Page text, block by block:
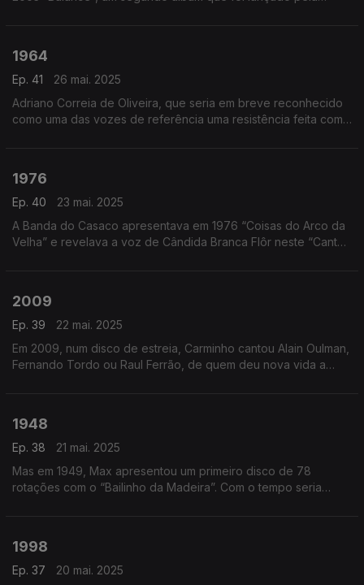
1964
Ep. 41
26 mai. 2025
Adriano Correia de Oliveira, que seria em breve reconhecido
como uma das vozes de referência uma resistência feita com
1976
Ep. 40
23 mai. 2025
A Banda do Casaco apresentava em 1976 “Coisas do Arco da
Velha” e revelava a voz de Cândida Branca Flôr neste “Canto
2009
Ep. 39
22 mai. 2025
Em 2009, num disco de estreia, Carminho cantou Alain Oulman,
Fernando Tordo ou Raul Ferrão, de quem deu nova vida a
1948
Ep. 38
21 mai. 2025
Mas em 1949, Max apresentou um primeiro disco de 78
rotações com o “Bailinho da Madeira”. Com o tempo seria
1998
Ep. 37
20 mai. 2025